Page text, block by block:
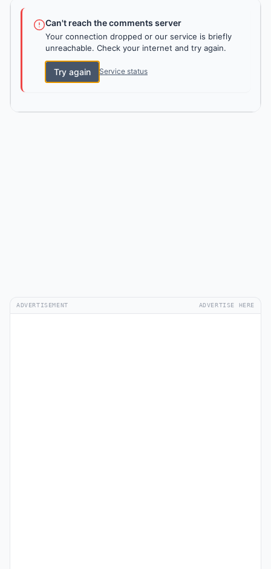
Can't reach the comments server
Your connection dropped or our service is briefly
unreachable. Check your internet and try again.
Try again Service status
ADVERTISEMENT ADVERTISE HERE